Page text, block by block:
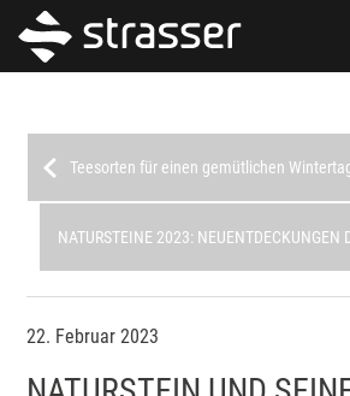
Teesorten für einen gemütlichen
NATURSTEINE 2023: NEUENTDECKUNGEN
22. Februar 2023